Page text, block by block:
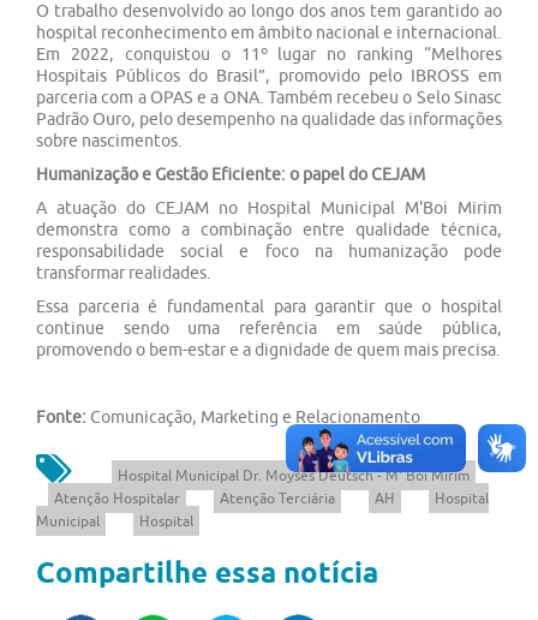
O trabalho desenvolvido ao longo dos anos tem garantido ao
hospital reconhecimento em âmbito nacional e internacional.
Em 2022, conquistou o 11º lugar no ranking “Melhores
Hospitais Públicos do Brasil”, promovido pelo IBROSS em
parceria com a OPAS e a ONA. Também recebeu o Selo Sinasc
Padrão Ouro, pelo desempenho na qualidade das informações
sobre nascimentos.
Humanização e Gestão Eficiente: o papel do CEJAM
A atuação do CEJAM no Hospital Municipal M'Boi Mirim
demonstra como a combinação entre qualidade técnica,
responsabilidade social e foco na humanização pode
transformar realidades.
Essa parceria é fundamental para garantir que o hospital
continue sendo uma referência em saúde pública,
promovendo o bem-estar e a dignidade de quem mais precisa.
Fonte: Comunicação, Marketing e Relacionamento
Hospital Municipal Dr. Moysés Deutsch - M' Boi Mirim
Atenção Hospitalar
Atenção Terciária AH
Hospital
Municipal
Hospital
Compartilhe essa notícia